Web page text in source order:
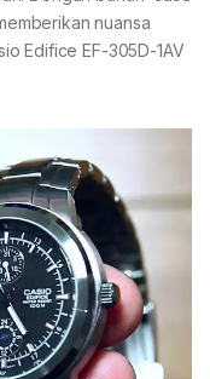
nuansa
Edifice EF-305D-1AV